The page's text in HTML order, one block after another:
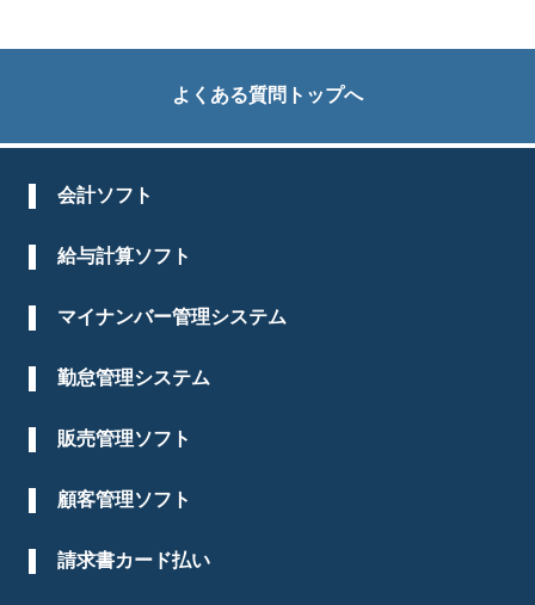
よくある質問トップへ
会計ソフト
給与計算ソフト
マイナンバー管理システム
勤怠管理システム
販売管理ソフト
顧客管理ソフト
請求書カード払い